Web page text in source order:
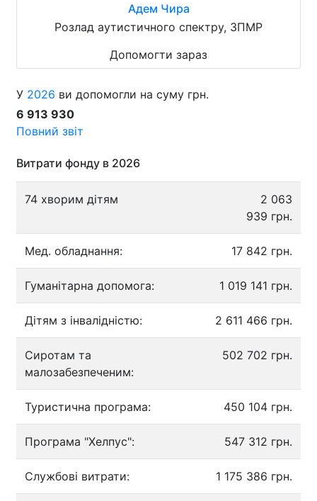
Адем Чира
Розлад аутистичного спектру, ЗПМР
Допомогти зараз
У 2026 ви допомогли на суму грн.
6 913 930
Повний звіт
Витрати фонду в 2026
74 хворим дітям
2 063
939 грн.
Мед. обладнання: 17 842 грн.
Гуманітарна допомога: 1 019 141 грн.
Дітям з інвалідністю: 2 611 466 грн.
Сиротам та
малозабезпеченим:
502 702 грн.
Туристична програма: 450 104 грн.
Програма "Хелпус": 547 312 грн.
Службові витрати: 1 175 386 грн.